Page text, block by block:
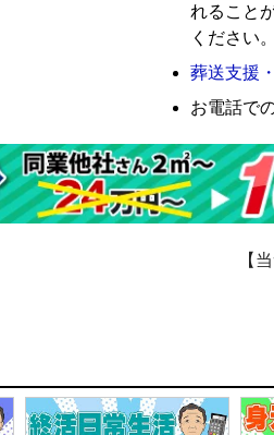
れること
ください。
葬送支援
お電話で
【